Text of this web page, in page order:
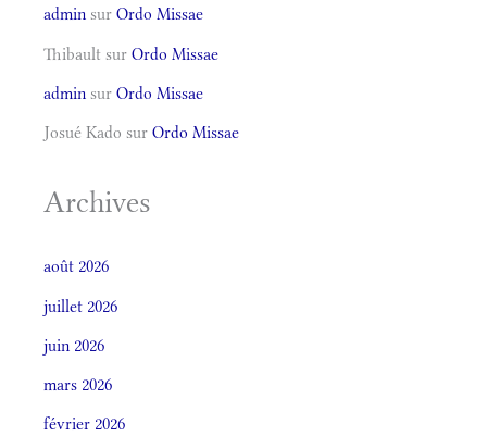
admin sur Ordo Missae
Thibault sur Ordo Missae
admin sur Ordo Missae
Josué Kado sur Ordo Missae
Archives
août 2026
juillet 2026
juin 2026
mars 2026
février 2026